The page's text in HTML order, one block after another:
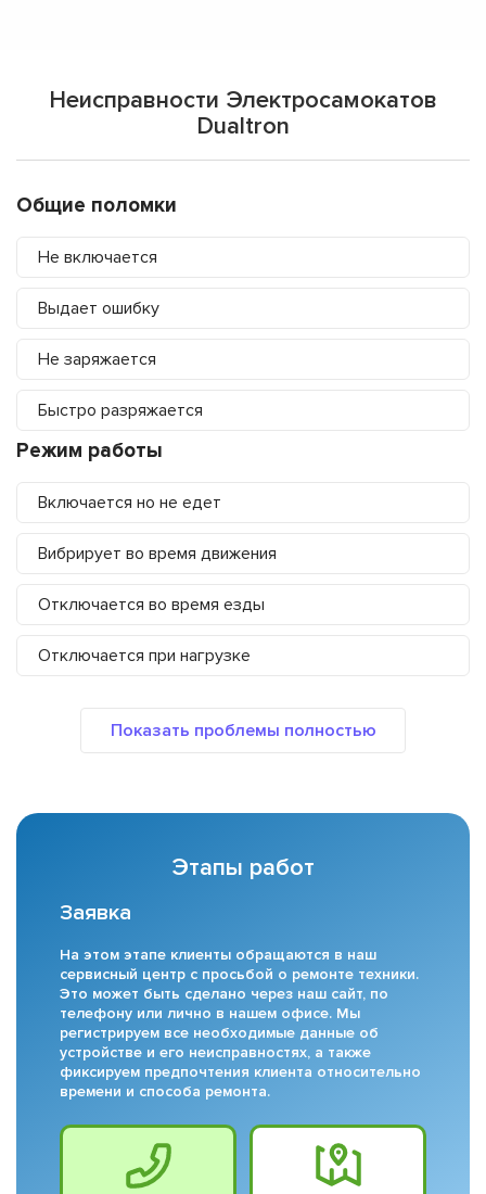
Неисправности Электросамокатов
Dualtron
Общие поломки
Не включается
Выдает ошибку
Не заряжается
Быстро разряжается
Режим работы
Включается но не едет
Вибрирует во время движения
Отключается во время езды
Отключается при нагрузке
Этапы работ
Заявка
На этом этапе клиенты обращаются в наш
сервисный центр с просьбой о ремонте техники.
Это может быть сделано через наш сайт, по
телефону или лично в нашем офисе. Мы
регистрируем все необходимые данные об
устройстве и его неисправностях, а также
фиксируем предпочтения клиента относительно
времени и способа ремонта.